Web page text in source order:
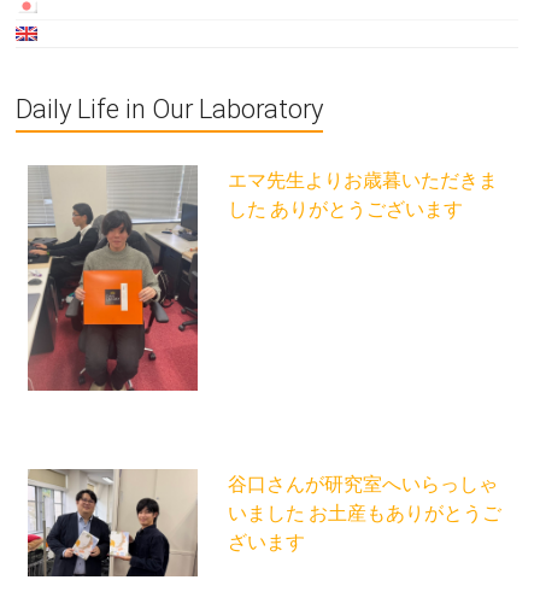
Daily Life in Our Laboratory
エマ先生よりお歳暮いただきま
した ありがとうございます
谷口さんが研究室へいらっしゃ
いました お土産もありがとうご
ざいます